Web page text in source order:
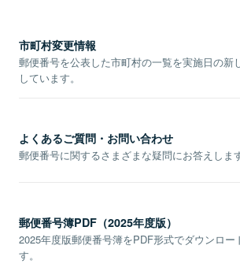
市町村変更情報
郵便番号を公表した市町村の一覧を実施日の新
しています。
よくあるご質問・お問い合わせ
郵便番号に関するさまざまな疑問にお答えします
郵便番号簿PDF（2025年度版）
2025年度版郵便番号簿をPDF形式でダウンロー
す。